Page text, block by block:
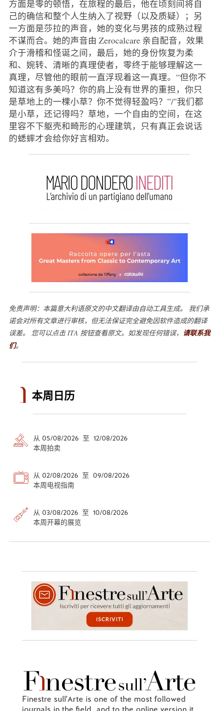
方面是零的顿悟，在旅程的最后，他在顷刻间将自
己的确信和整个人生纳入了视野（以及质疑）；另
一方面是莎拉的声音，她的变化与男孩的成熟过程
不谋而合。她的声音由 Zerocalcare 亲自配音，效果
介于滑稽和怪诞之间，最后，她的身份恢复为柔
和、婉转、清晰的真理使者，零终于能够理解这一
真理，尽管他的眼前一直浮现着这一真理。“但你不
知道这有多美吗？你的肩上没有世界的重担，你只
是草地上的一棵小草？你不觉得轻盈吗？”/"我们都
是小草，还记得吗？草地，一个自由的空间，在这
里容不下躯壳和畸形的心理建筑，只有真正会说话
的蟋蟀才会给你好言相劝。
免责声明：本篇意大利语原文的中文翻译由自动工具生成。 我们承
诺会对所有文章进行审核，但无法保证完全避免因软件造成的翻译
误差。 您可以点击 ITA 按钮查看原文。如发现任何错误， 请联系我
们。
本周日历
从 05/08/2026 至 12/08/2026
本周拍卖
从 02/08/2026 至 09/08/2026
本周电视指南
从 03/08/2026 至 10/08/2026
本周开幕的展览
Finestre sull'Arte is one of the most followed